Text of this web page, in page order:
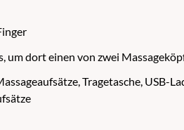
um dort einen von zwei
Tragetasche, USB-